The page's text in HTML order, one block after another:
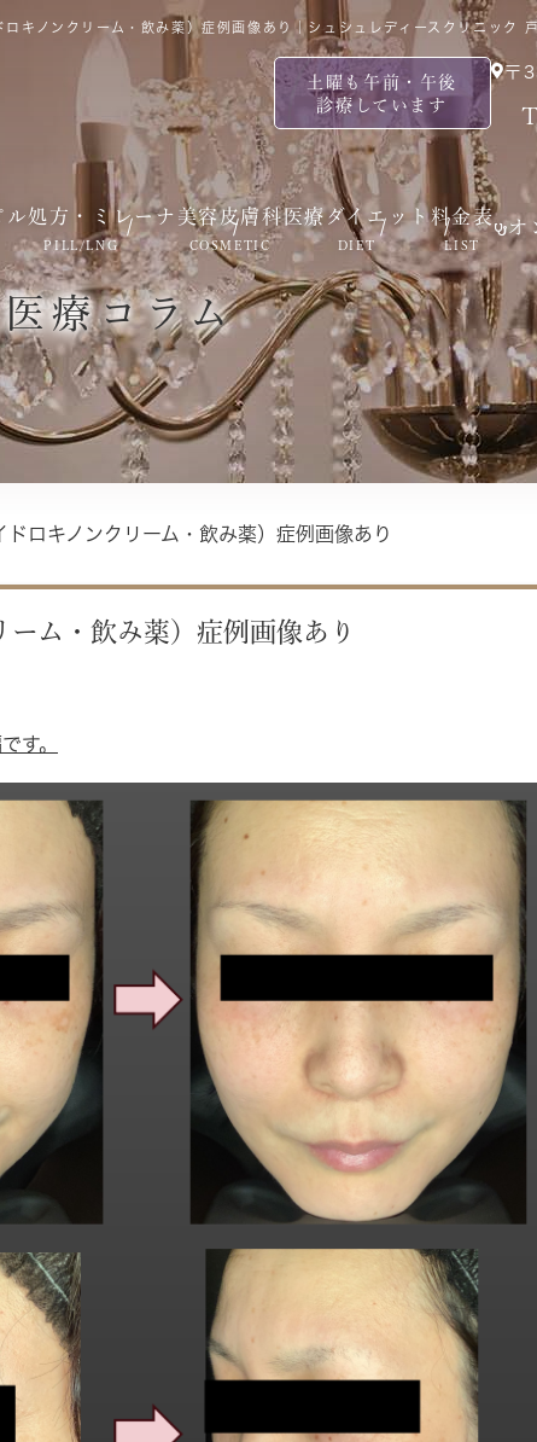
キノンクリーム・飲み薬）症例画像あり｜シュシュレディースクリニック
土曜も午前・午後
診療しています
〒
ル処方・ミレーナ
PILL/LNG
美容皮膚科
COSMETIC
医療ダイエット
DIET
料金表
LIST
オ
医療コラム
ロキノンクリーム・飲み薬）症例画像あり
ム・飲み薬）症例画像あり
す。